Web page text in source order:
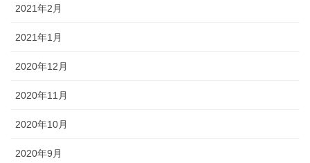
2021年2月
2021年1月
2020年12月
2020年11月
2020年10月
2020年9月